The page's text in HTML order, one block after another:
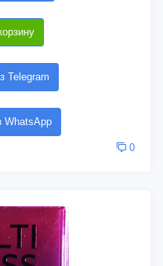
Telegram
WhatsApp
0